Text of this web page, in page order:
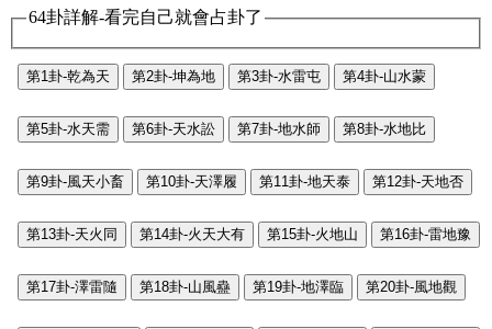
64卦詳解-看完自己就會占卦了
第1卦-乾為天 第2卦-坤為地 第3卦-水雷屯 第4卦-山水蒙
第5卦-水天需 第6卦-天水訟 第7卦-地水師 第8卦-水地比
第9卦-風天小畜 第10卦-天澤履 第11卦-地天泰 第12卦-天地否
第13卦-天火同 第14卦-火天大有 第15卦-火地山 第16卦-雷地豫
第17卦-澤雷隨 第18卦-山風蠱 第19卦-地澤臨 第20卦-風地觀